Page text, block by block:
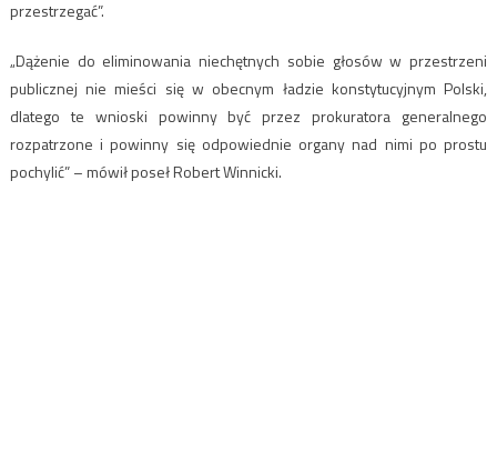
przestrzegać”.
„Dążenie do eliminowania niechętnych sobie głosów w przestrzeni
publicznej nie mieści się w obecnym ładzie konstytucyjnym Polski,
dlatego te wnioski powinny być przez prokuratora generalnego
rozpatrzone i powinny się odpowiednie organy nad nimi po prostu
pochylić” – mówił poseł Robert Winnicki.